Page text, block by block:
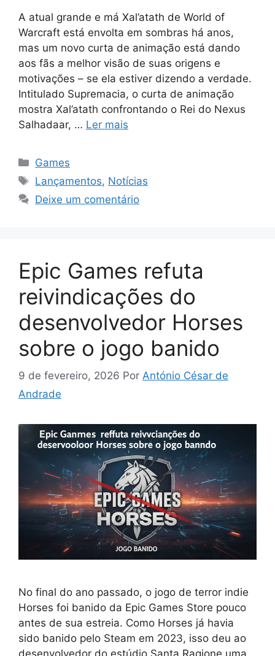
A atual grande e má Xal’atath de World of
Warcraft está envolta em sombras há anos,
mas um novo curta de animação está dando
aos fãs a melhor visão de suas origens e
motivações – se ela estiver dizendo a verdade.
Intitulado Supremacia, o curta de animação
mostra Xal’atath confrontando o Rei do Nexus
Salhadaar, … Ler mais
Categorias
Games
Tags
Lançamentos, Notícias
Deixe um comentário
Epic Games refuta
reivindicações do
desenvolvedor Horses
sobre o jogo banido
9 de fevereiro, 2026 Por António César de
Andrade
No final do ano passado, o jogo de terror indie
Horses foi banido da Epic Games Store pouco
antes de sua estreia. Como Horses já havia
sido banido pelo Steam em 2023, isso deu ao